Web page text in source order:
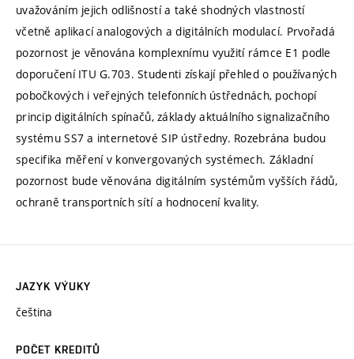
uvažováním jejich odlišností a také shodných vlastností
včetně aplikací analogových a digitálních modulací. Prvořadá
pozornost je věnována komplexnímu využití rámce E1 podle
doporučení ITU G.703. Studenti získají přehled o používaných
pobočkových i veřejných telefonních ústřednách, pochopí
princip digitálních spínačů, základy aktuálního signalizačního
systému SS7 a internetové SIP ústředny. Rozebrána budou
specifika měření v konvergovaných systémech. Základní
pozornost bude věnována digitálním systémům vyšších řádů,
ochraně transportních sítí a hodnocení kvality.
JAZYK VÝUKY
čeština
POČET KREDITŮ